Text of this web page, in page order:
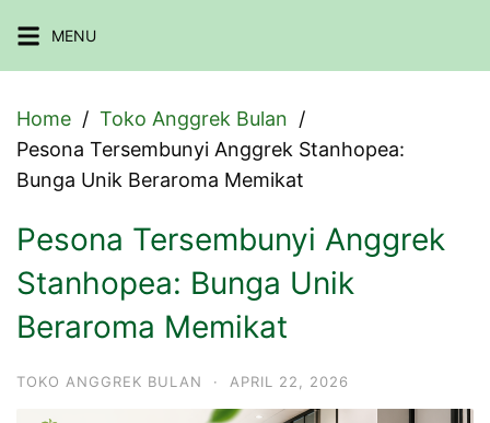
to
MENU
Home
Toko Anggrek Bulan
Pesona Tersembunyi Anggrek Stanhopea:
Bunga Unik Beraroma Memikat
Pesona Tersembunyi Anggrek
Stanhopea: Bunga Unik
Beraroma Memikat
TOKO ANGGREK BULAN · APRIL 22, 2026